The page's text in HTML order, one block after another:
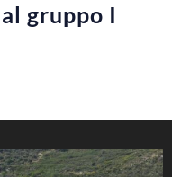
gruppo I